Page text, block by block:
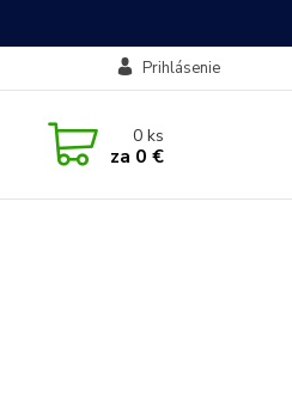
Prihlásenie
0ks
za 0 €